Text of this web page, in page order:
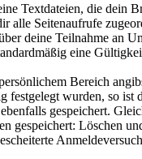
Textdateien, die dein
Seitenaufrufe
deine Teilnahme an
eine
Bereich
wurden, so ist
gespeichert.
Löschen